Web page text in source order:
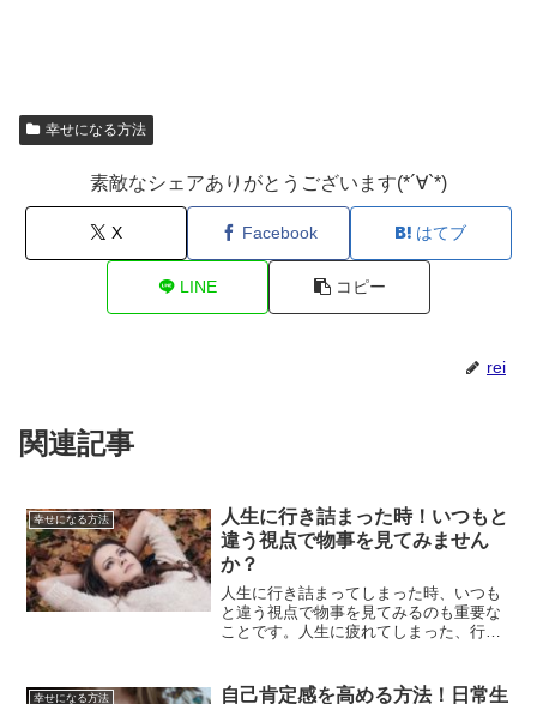
幸せになる方法
素敵なシェアありがとうございます(*´∀`*)
X Facebook はてブ
LINE コピー
rei
関連記事
幸せになる方法
人生に行き詰まった時！いつもと
違う視点で物事を見てみません
か？
人生に行き詰まってしまった時、いつも
と違う視点で物事を見てみるのも重要な
ことです。人生に疲れてしまった、行き
をしてみると良いでしょう。行き詰まっ
幸せになる方法 自己肯定感を高める方法！日常生